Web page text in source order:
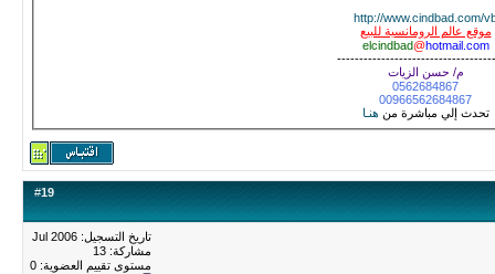
http://www.cindbad.com/
موقع عالم الرومانسية للبيع
elcindbad@hotmail.com
م/ حسن الزيات
0562684867
00966562684867
تحدث إلي مباشرة من هنـا
#19
تاريخ التسجيل: Jul 2006
مشاركة: 13
مستوى تقييم العضوية: 0